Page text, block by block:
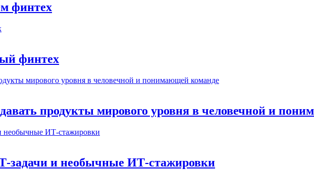
финтех
финтех
продукты мирового уровня в человечной и
и необычные ИТ‑стажировки